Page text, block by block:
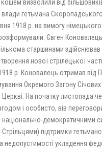
визволили від
гетьмана
1918 р. на вимогу
Євген
старшинами здійснював
нової стрілецької
1918 р. Коновалець отримав від
Окремого Загону Січових
Церкві. На початку листопада
і особисто, вів
демократичними
Стрільцями) підтримки
недопустимості укладення